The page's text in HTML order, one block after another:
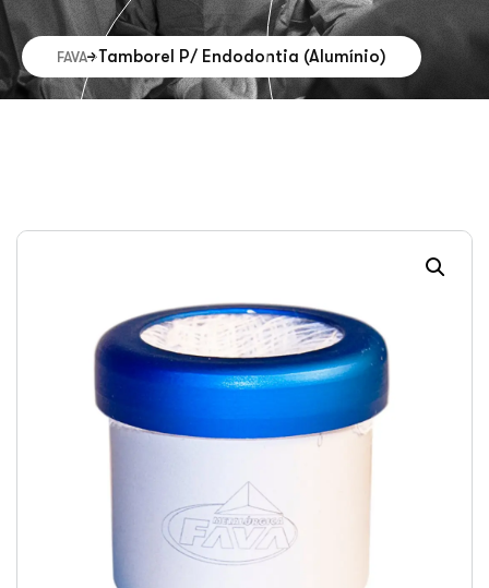
FAVA Tamborel P/ Endodontia (Alumínio)